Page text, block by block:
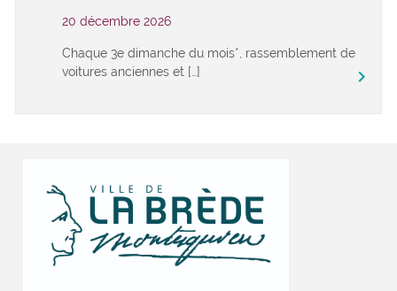
20 décembre 2026
Chaque 3e dimanche du mois*, rassemblement de
voitures anciennes et […]
keyboard_arrow_right